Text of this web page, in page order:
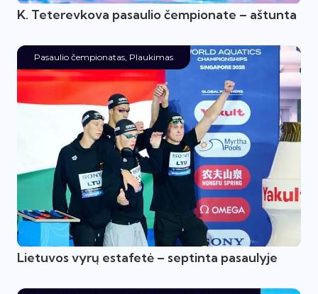
K. Teterevkova pasaulio čempionate – aštunta
Pasaulio čempionatas, Plaukimas
Lietuvos vyrų estafetė – septinta pasaulyje